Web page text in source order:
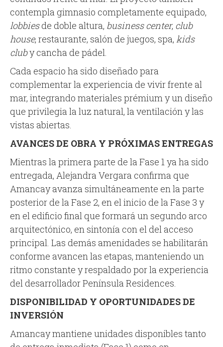
contempla gimnasio completamente equipado,
lobbiesde doble altura, business center, club
house, restaurante, salón de juegos, spa, kids
cluby cancha de pádel.
Cada espacio ha sido diseñado para
complementar la experiencia de vivir frente al
mar, integrando materiales prémium y un diseño
que privilegia la luz natural, la ventilación y las
vistas abiertas.
AVANCES DE OBRA Y PRÓXIMAS ENTREGAS
Mientras la primera parte de la Fase 1 ya ha sido
entregada, Alejandra Vergara confirma que
Amancay avanza simultáneamente en la parte
posterior de la Fase 2, en el inicio de la Fase 3 y
en el edificio final que formará un segundo arco
arquitectónico, en sintonía con el del acceso
principal. Las demás amenidades se habilitarán
conforme avancen las etapas, manteniendo un
ritmo constante y respaldado por la experiencia
del desarrollador Península Residences.
DISPONIBILIDAD Y OPORTUNIDADES DE
INVERSIÓN
Amancay mantiene unidades disponibles tanto